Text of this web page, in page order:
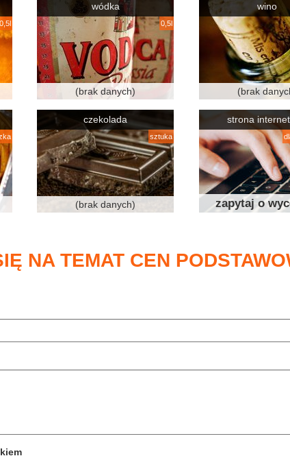
0,5l
wódka
0,5l
(brak danych)
wino
(brak
czekolada
sztuka
(brak danych)
strona
zapytaj o
NA TEMAT CEN